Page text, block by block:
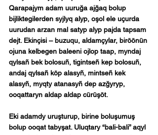
Qarapajym adam uuruğa ajğaq bolup
bijliktegilerden syjlyq alyp, oşol ele uçurda
uurudan arzan mal satyp alyp pajda tapsam
dejt. Ekinçisi – buzuqu, aldamçylar, biröönün
ojuna kelbegen baleeni ojlop taap, myndaj
qylsañ bek bolosuñ, tigintseñ kep bolosuñ,
andaj qylsañ köp alasyñ, mintseñ kek
alasyñ, myqty atanasyñ dep azğyryp,
ooqattaryn aldap aldap cürüşöt.
Eki adamdy uruşturup, birine boluşumuş
bolup ooqat tabyşat. Uluqtary “bali-bali” aqyl